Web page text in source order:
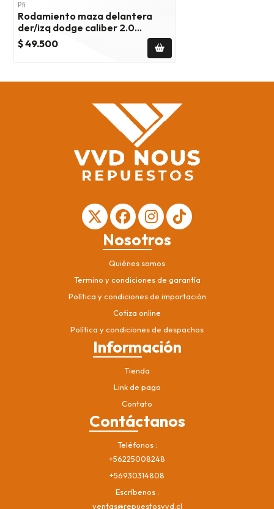
Pfi
Rodamiento maza delantera
der/izq dodge caliber 2.0
2007/2012
$ 49.500
Nosotros
Quiénes somos
Termino y condiciones de garantía
Política y condiciones de importación
Cotiza online
Política y condiciones de despachos
Información
Tienda
Link de pago
Contato
Contáctanos
Teléfonos
+56225008248
+56930314808
Escríbenos
ventas@repuestosvvd.cl